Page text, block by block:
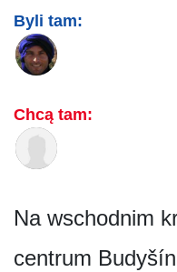
Byli tam:
Chcą tam:
Na wschodnim
centrum